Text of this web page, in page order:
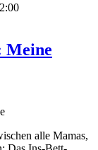
Meine
alle Mamas,